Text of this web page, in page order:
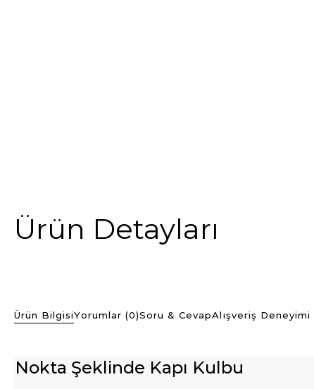
Ürün Detayları
Ürün BilgisiYorumlar (0)Soru & CevapAlışveriş Deneyimi
Nokta Şeklinde Kapı Kulbu